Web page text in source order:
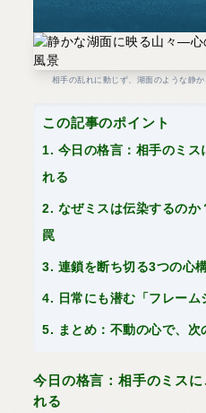
相手の乱れに動じず、湖面のような静
この記事のポイント
1. 今日の格言：相手のミ
れる
2. なぜミスは伝染するの
罠
3. 連鎖を断ち切る3つの心
4. 日常にも潜む「フレーム
5. まとめ：不動の心で、次
今日の格言：相手のミス
れる